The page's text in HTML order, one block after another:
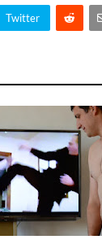
Twitter